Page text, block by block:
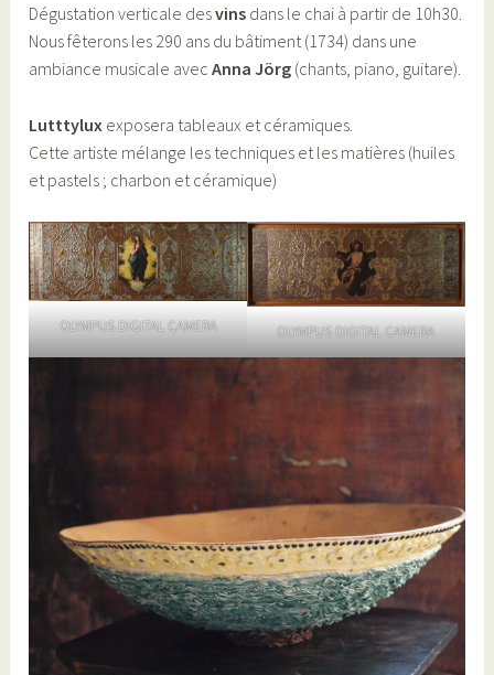
Dégustation verticale desvins dans le chai à partir de 10h30.
Nous fêterons les 290 ans du bâtiment (1734) dans une
ambiance musicale avecAnna Jörg (chants, piano, guitare).
Lutttylux exposera tableaux et céramiques.
Cette artiste mélange les techniques et les matières (huiles
et pastels ; charbon et céramique)
OLYMPUS DIGITAL CAMERA OLYMPUS DIGITAL CAMERA